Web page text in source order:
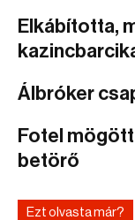
Elkábította,
Álbróker
Fotel
betörő
Ezt olvasta már?